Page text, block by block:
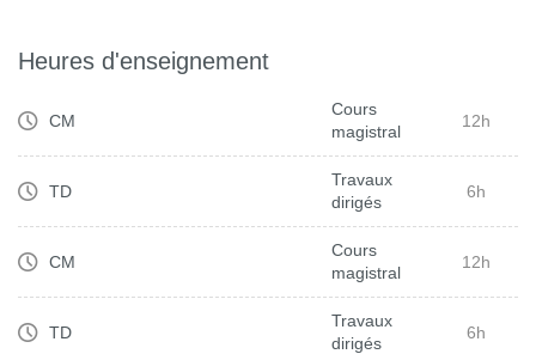
Heures d'enseignement
CM
Cours
magistral
12h
TD
Travaux
dirigés
6h
CM
Cours
magistral
12h
TD
Travaux
dirigés
6h